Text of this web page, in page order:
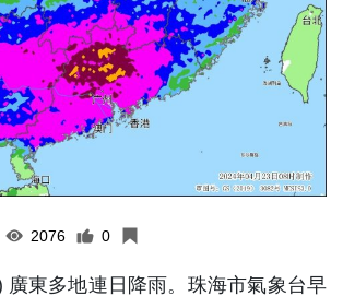
2076 0
廣東多地連日降雨。珠海市氣象台早